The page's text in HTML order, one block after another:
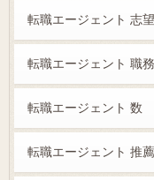
転職エージェント 志
転職エージェント 職
転職エージェント 数
転職エージェント 推薦